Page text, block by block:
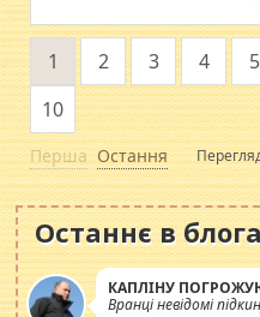
Перша
1 2 3 4 5
10
Остання
Останнє в
КАПЛІНУ
Вранці невідомі